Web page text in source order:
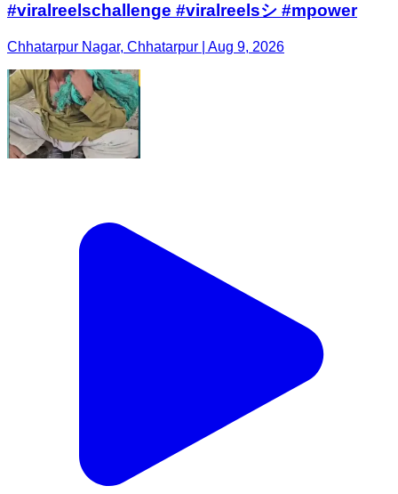
#viralreelschallenge #viralreelsシ #mpower
Chhatarpur Nagar, Chhatarpur | Aug 9, 2026